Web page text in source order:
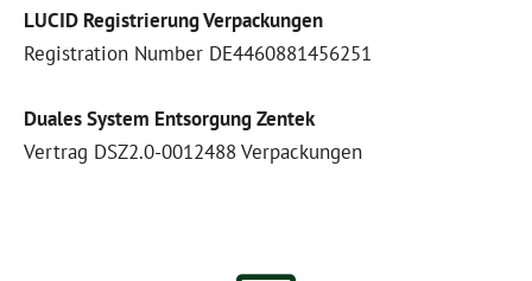
LUCID Registrierung Verpackungen
Registration Number DE4460881456251
Duales System Entsorgung Zentek
Vertrag DSZ2.0-0012488 Verpackungen